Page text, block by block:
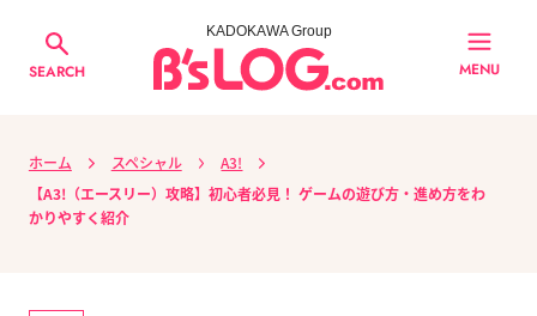
SEARCH
KADOKAWA Group
MENU
ホーム スペシャル
A3!
【A3!（エースリー）攻略】初心者必見！ ゲームの遊び方・進め方をわ
かりやすく紹介